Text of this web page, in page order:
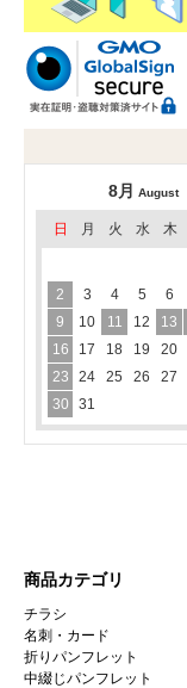
8月 August
日 月 火 水 木
2
3 4 5 6
9
10 11 12 13
16
17 18 19 20
23
24 25 26 27
30
31
商品カテゴリ
チラシ
名刺・カード
折りパンフレット
中綴じパンフレット